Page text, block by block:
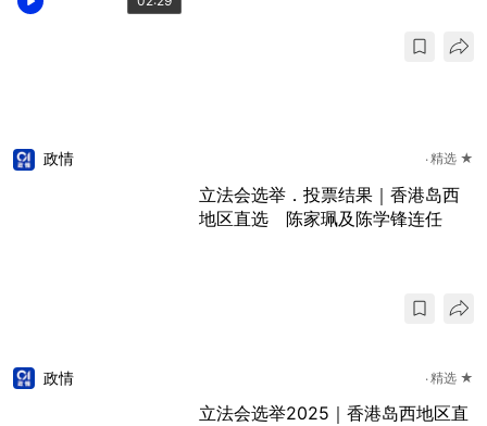
政情 精选 ★
立法会选举．投票结果｜香港岛西
地区直选 陈家珮及陈学锋连任
政情 精选 ★
立法会选举2025｜香港岛西地区直